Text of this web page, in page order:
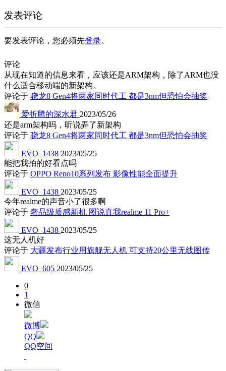
发表评论
要发表评论，您必须先登录。
评论
从现在知道的信息来看，应该还是ARM架构，除了ARM也没
什么适合移动端的新架构。
评论于 骁龙8 Gen4将两家同时代工 都是3nm但恐怕会抽奖
爱折腾的深水君 2023/05/26
还是arm架构吗，听说弄了新架构
评论于 骁龙8 Gen4将两家同时代工 都是3nm但恐怕会抽奖
EVO_1438 2023/05/25
能把我拍的好看点吗
评论于 OPPO Reno10系列发布 影像性能全面提升
EVO_1438 2023/05/25
今年realme的声音小了很多啊
评论于 奢品级质感新机 图说真我realme 11 Pro+
EVO_1438 2023/05/25
这无人机好
评论于 大疆发布行业用旗舰无人机 可支持20公里无线图传
EVO_605 2023/05/25
0
1
微信
微博
QQ
QQ空间